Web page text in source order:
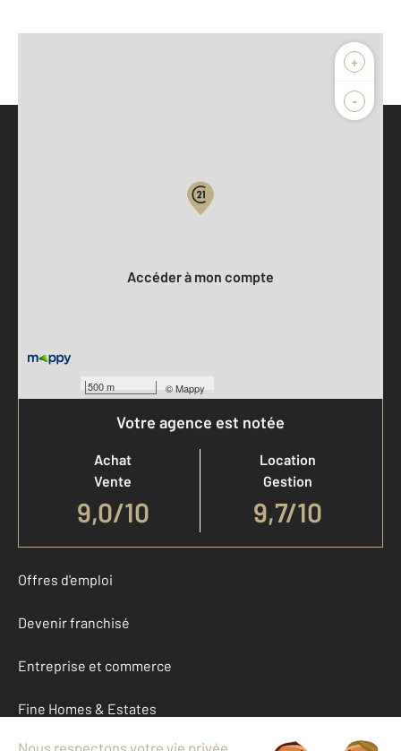
+
-
500 m ©Mappy
Accéder à mon compte
Votre agence est notée
Achat
Vente
9,0/10
Location
Gestion
9,7/10
Offres d'emploi
Devenir franchisé
Entreprise et commerce
Fine Homes & Estates